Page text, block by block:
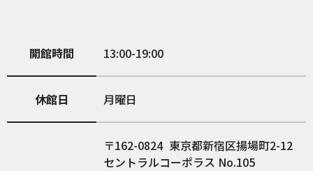
開館時間 13:00-19:00
休館日 月曜日
162-0824 東京都新宿区揚場町2-12
セントラルコーポラス No.105